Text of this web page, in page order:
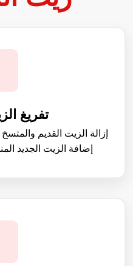
تفريغ
إزالة الزيت القديم
إضافة الزيت الجديد